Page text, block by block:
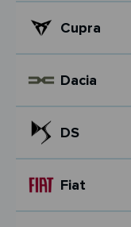
Cupra
Dacia
DS
Fiat